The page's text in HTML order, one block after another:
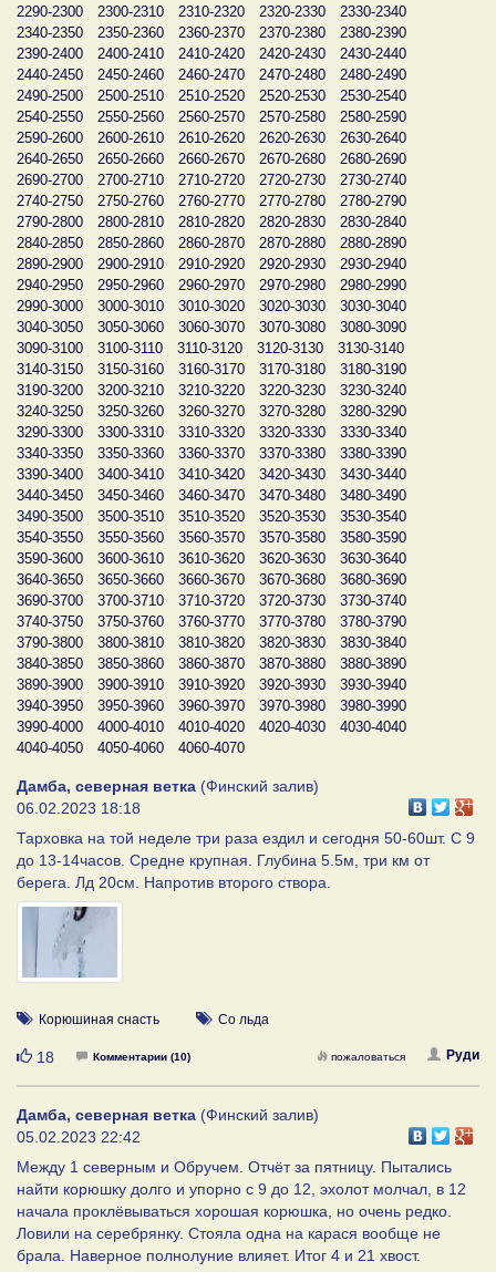
2290-2300
2300-2310 2310-2320 2320-2330
2330-2340
2340-2350
2350-2360 2360-2370 2370-2380
2380-2390
2390-2400
2400-2410 2410-2420 2420-2430
2430-2440
2440-2450
2450-2460 2460-2470 2470-2480
2480-2490
2490-2500
2500-2510 2510-2520 2520-2530
2530-2540
2540-2550
2550-2560 2560-2570 2570-2580
2580-2590
2590-2600
2600-2610 2610-2620 2620-2630
2630-2640
2640-2650
2650-2660 2660-2670 2670-2680
2680-2690
2690-2700
2700-2710 2710-2720 2720-2730
2730-2740
2740-2750
2750-2760 2760-2770 2770-2780
2780-2790
2790-2800
2800-2810 2810-2820 2820-2830
2830-2840
2840-2850
2850-2860 2860-2870 2870-2880
2880-2890
2890-2900
2900-2910 2910-2920 2920-2930
2930-2940
2940-2950
2950-2960 2960-2970 2970-2980
2980-2990
2990-3000
3000-3010 3010-3020 3020-3030
3030-3040
3040-3050
3050-3060 3060-3070 3070-3080
3080-3090
3090-3100
3100-3110 3110-3120 3120-3130
3130-3140
3140-3150
3150-3160 3160-3170 3170-3180
3180-3190
3190-3200
3200-3210 3210-3220 3220-3230
3230-3240
3240-3250
3250-3260 3260-3270 3270-3280
3280-3290
3290-3300
3300-3310 3310-3320 3320-3330
3330-3340
3340-3350
3350-3360 3360-3370 3370-3380
3380-3390
3390-3400
3400-3410 3410-3420 3420-3430
3430-3440
3440-3450
3450-3460 3460-3470 3470-3480
3480-3490
3490-3500
3500-3510 3510-3520 3520-3530
3530-3540
3540-3550
3550-3560 3560-3570 3570-3580
3580-3590
3590-3600
3600-3610 3610-3620 3620-3630
3630-3640
3640-3650
3650-3660 3660-3670 3670-3680
3680-3690
3690-3700
3700-3710 3710-3720 3720-3730
3730-3740
3740-3750
3750-3760 3760-3770 3770-3780
3780-3790
3790-3800
3800-3810 3810-3820 3820-3830
3830-3840
3840-3850
3850-3860 3860-3870 3870-3880
3880-3890
3890-3900
3900-3910 3910-3920 3920-3930
3930-3940
3940-3950
3950-3960 3960-3970 3970-3980
3980-3990
3990-4000
4000-4010 4010-4020 4020-4030
4030-4040
4040-4050
4050-4060 4060-4070
Дамба, северная ветка (Финский залив)
06.02.2023 18:18
Тарховка на той неделе три раза ездил и сегодня 50-60шт. С 9
до 13-14часов. Средне крупная. Глубина 5.5м, три км от
берега. Лд 20см. Напротив второго створа.
Корюшиная снасть Со льда
Нравится
18 Комментарии (10) Руди
пожаловаться
Дамба, северная ветка (Финский залив)
05.02.2023 22:42
Между 1 северным и Обручем. Отчёт за пятницу. Пытались
найти корюшку долго и упорно с 9 до 12, эхолот молчал, в 12
начала проклёвываться хорошая корюшка, но очень редко.
Ловили на серебрянку. Стояла одна на карася вообще не
брала. Наверное полнолуние влияет. Итог 4 и 21 хвост.